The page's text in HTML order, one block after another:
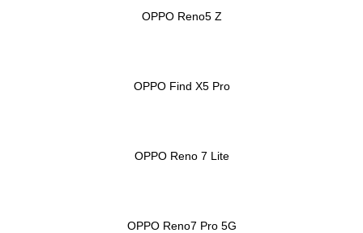
OPPO Reno5 Z
OPPO Find X5 Pro
OPPO Reno 7 Lite
OPPO Reno7 Pro 5G